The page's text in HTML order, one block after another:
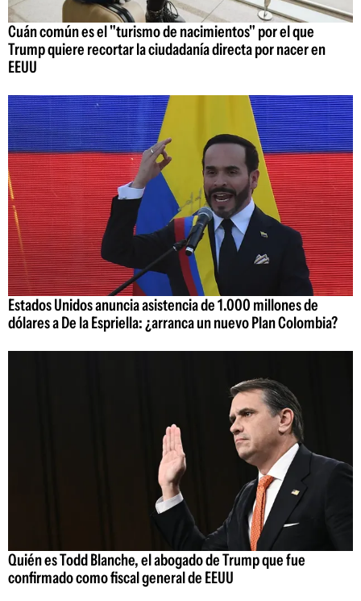
Cuán común es el "turismo de nacimientos" por el que
Trump quiere recortar la ciudadanía directa por nacer en
EEUU
Estados Unidos anuncia asistencia de 1.000 millones de
dólares a De la Espriella: ¿arranca un nuevo Plan Colombia?
Quién es Todd Blanche, el abogado de Trump que fue
confirmado como fiscal general de EEUU